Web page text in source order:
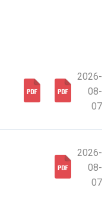
2026-
08-
07
2026-
08-
07